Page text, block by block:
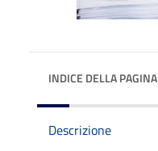
INDICE DELLA PAGINA
Descrizione